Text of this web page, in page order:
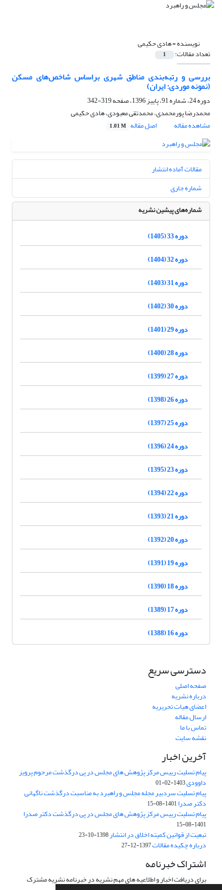
نویسنده =هادی حکیمی
تعداد مقالات: 1
بررسی و رتبه‌بندی مناطق شهری بر‌اساس شاخص‌های مسکن
(نمونه موردی: ایران)
دوره 24، شماره 91، پاییز 1396، صفحه
319-342
محمدرضا پورمحمدی، محمدتقی معبودی، هادی حکیمی
مشاهده مقاله
اصل مقاله 1.01 M
مقالات آماده انتشار
شماره جاری
شماره‌های پیشین نشریه
دوره 33 (1405)
دوره 32 (1404)
دوره 31 (1403)
دوره 30 (1402)
دوره 29 (1401)
دوره 28 (1400)
دوره 27 (1399)
دوره 26 (1398)
دوره 25 (1397)
دوره 24 (1396)
دوره 23 (1395)
دوره 22 (1394)
دوره 21 (1393)
دوره 20 (1392)
دوره 19 (1391)
دوره 18 (1390)
دوره 17 (1389)
دوره 16 (1388)
دسترسی سریع
صفحه اصلی
درباره نشریه
اعضای هیات تحریریه
ارسال مقاله
تماس با ما
نقشه سایت
آخرین اخبار
پیام تسلیت رییس مرکز پژوهش های مجلس در پی درگذشت مرحوم پرویز
داوودی1403-02-01
پیام تسلیت سردبیر مجله مجلس و راهبرد به مناسبت درگذشت ناگهانی
دکتر صدرا1401-08-15
پیام تسلیت رییس مرکز پژوهش های مجلس در پی درگذشت دکتر صدرا
1401-08-15
تبعیت از قوانین کمیته اخلاق در انتشار1398-10-23
درباره چکیده مقالات1397-12-27
اشتراک خبرنامه
برای دریافت اخبار و اطلاعیه های مهم نشریه در خبرنامه نشریه مشترک